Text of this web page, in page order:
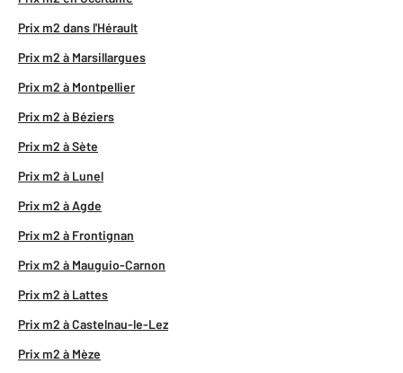
Prix m2 dans l'Hérault
Prix m2 à Marsillargues
Prix m2 à Montpellier
Prix m2 à Béziers
Prix m2 à Sète
Prix m2 à Lunel
Prix m2 à Agde
Prix m2 à Frontignan
Prix m2 à Mauguio-Carnon
Prix m2 à Lattes
Prix m2 à Castelnau-le-Lez
Prix m2 à Mèze